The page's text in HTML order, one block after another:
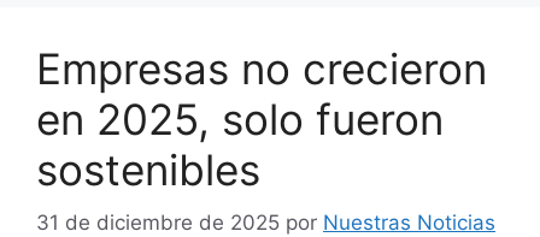
Empresas no crecieron
en 2025, solo fueron
sostenibles
31 de diciembre de 2025 por Nuestras Noticias